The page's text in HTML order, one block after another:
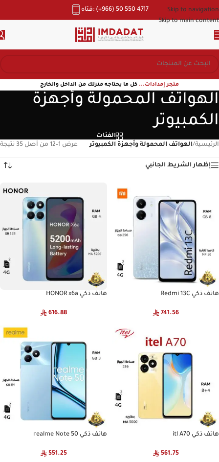
Skip to navigation
Skip to main content
هاتف: (+966) 50 550 4717
متجر إمدادات... كل ما يحتاجه منزلك من الداخل والخارج
الهواتف المحمولة وأجهزة
الكمبيوتر
الفئات
الرئيسية/الهواتف المحمولة وأجهزة الكمبيوتر عرض 1–12 من أصل 35 نتيجة
إظهار الشريط الجانبي
هاتف ذكي Redmi 13C
741.56
هاتف ذكي HONOR x6a
616.88
هاتف ذكي itl A70
561.75
هاتف ذكي realme Note 50
551.25